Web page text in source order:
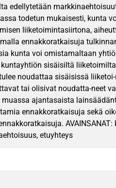
edellytetään
todetun mukaisesti, kunta
liiketoimintasiirtona,
ennakkoratkaisuja
kunta voi omistamaltaan
sisäisiltä
noudattaa sisäisissä
tai olisivat noudatta-neet
ajantasaista
ennakkoratkaisuja sekä
etuyhteys